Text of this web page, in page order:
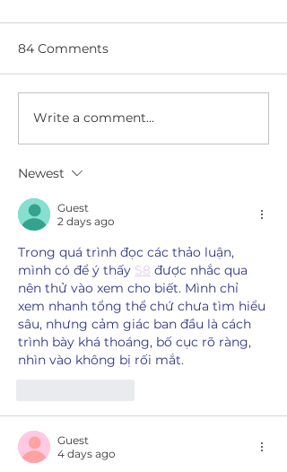
Big Dog Ranch Rescue
secures closure of
breeding facility, to
relocate 475 dogs
84 Comments
Write a comment...
Newest
Guest
2 days ago
Trong quá trình đọc các thảo luận,
mình có để ý thấy S8 được nhắc qua
nên thử vào xem cho biết. Mình chỉ
xem nhanh tổng thể chứ chưa tìm hiểu
sâu, nhưng cảm giác ban đầu là cách
trình bày khá thoáng, bố cục rõ ràng,
nhìn vào không bị rối mắt.
Guest
4 days ago